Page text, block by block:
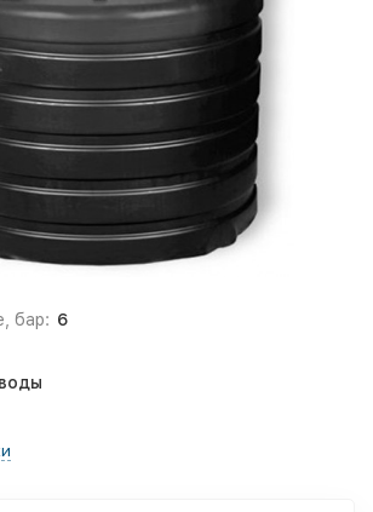
бар: 6